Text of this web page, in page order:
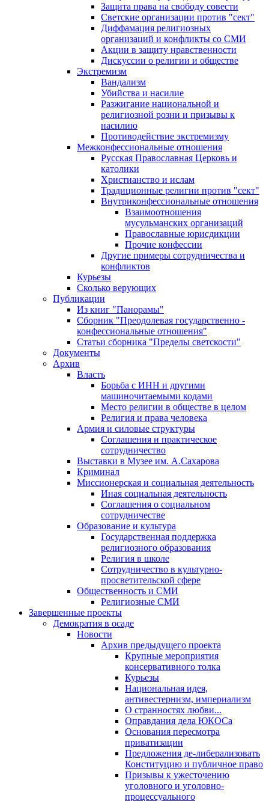
Защита права на свободу совести
Светские организации против "сект"
Диффамация религиозных
организаций и конфликты со СМИ
Акции в защиту нравственности
Дискуссии о религии и обществе
Экстремизм
Вандализм
Убийства и насилие
Разжигание национальной и
религиозной розни и призывы к
насилию
Противодействие экстремизму
Межконфессиональные отношения
Русская Православная Церковь и
католики
Христианство и ислам
Традиционные религии против "сект"
Внутриконфессиональные отношения
Взаимоотношения
мусульманских организаций
Православные юрисдикции
Прочие конфессии
Другие примеры сотрудничества и
конфликтов
Курьезы
Сколько верующих
Публикации
Из книг "Панорамы"
Сборник "Преодолевая государственно -
конфессиональные отношения"
Статьи сборника "Пределы светскости"
Документы
Архив
Власть
Борьба с ИНН и другими
машиночитаемыми кодами
Место религии в обществе в целом
Религия и права человека
Армия и силовые структуры
Соглашения и практическое
сотрудничество
Выставки в Музее им. А.Сахарова
Криминал
Миссионерская и социальная деятельность
Иная социальная деятельность
Соглашения о социальном
сотрудничестве
Образование и культура
Государственная поддержка
религиозного образования
Религия в школе
Сотрудничество в культурно-
просветительской сфере
Общественность и СМИ
Религиозные СМИ
Завершенные проекты
Демократия в осаде
Новости
Архив предыдущего проекта
Крупные мероприятия
консервативного толка
Курьезы
Национальная идея,
антивестернизм, империализм
О странностях любви...
Оправдания дела ЮКОСа
Основания пересмотра
приватизации
Предложения де-либерализовать
Конституцию и публичное право
Призывы к ужесточению
уголовного и уголовно-
процессуального